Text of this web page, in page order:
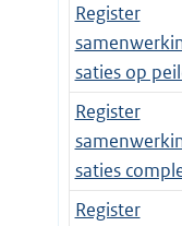
Register
saties op
Register
saties
Register